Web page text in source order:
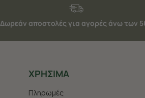
Δωρεάν αποστολές για αγορές άνω των
ΧΡHΣΙΜΑ
Πληρωμές